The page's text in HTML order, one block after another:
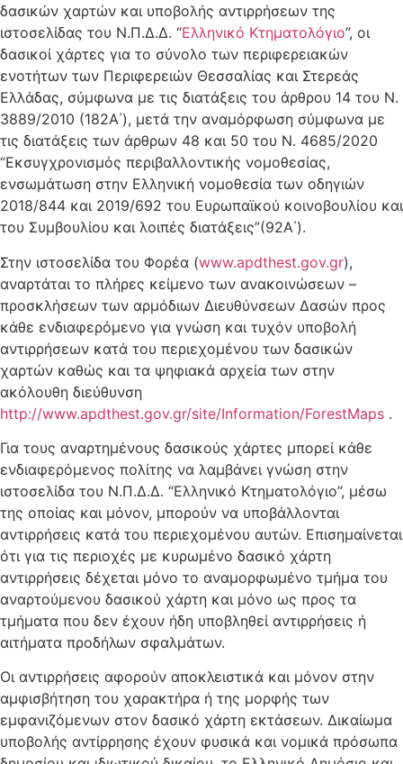
δασικών χαρτών και υποβολής αντιρρήσεων της
ιστοσελίδας του Ν.Π.Δ.Δ. “Ελληνικό Κτηματολόγιο”, οι
δασικοί χάρτες για το σύνολο των περιφερειακών
ενοτήτων των Περιφερειών Θεσσαλίας και Στερεάς
Ελλάδας, σύμφωνα με τις διατάξεις του άρθρου 14 του Ν.
3889/2010 (182Α΄), μετά την αναμόρφωση σύμφωνα με
τις διατάξεις των άρθρων 48 και 50 του Ν. 4685/2020
“Εκσυγχρονισμός περιβαλλοντικής νομοθεσίας,
ενσωμάτωση στην Ελληνική νομοθεσία των οδηγιών
2018/844 και 2019/692 του Ευρωπαϊκού κοινοβουλίου και
του Συμβουλίου και λοιπές διατάξεις”(92Α΄).
Στην ιστοσελίδα του Φορέα (www.apdthest.gov.gr),
αναρτάται το πλήρες κείμενο των ανακοινώσεων –
προσκλήσεων των αρμόδιων Διευθύνσεων Δασών προς
κάθε ενδιαφερόμενο για γνώση και τυχόν υποβολή
αντιρρήσεων κατά του περιεχομένου των δασικών
χαρτών καθώς και τα ψηφιακά αρχεία των στην
ακόλουθη διεύθυνση
http://www.apdthest.gov.gr/site/Information/ForestMaps .
Για τους αναρτημένους δασικούς χάρτες μπορεί κάθε
ενδιαφερόμενος πολίτης να λαμβάνει γνώση στην
ιστοσελίδα του Ν.Π.Δ.Δ. “Ελληνικό Κτηματολόγιο”, μέσω
της οποίας και μόνον, μπορούν να υποβάλλονται
αντιρρήσεις κατά του περιεχομένου αυτών. Επισημαίνεται
ότι για τις περιοχές με κυρωμένο δασικό χάρτη
αντιρρήσεις δέχεται μόνο το αναμορφωμένο τμήμα του
αναρτούμενου δασικού χάρτη και μόνο ως προς τα
τμήματα που δεν έχουν ήδη υποβληθεί αντιρρήσεις ή
αιτήματα προδήλων σφαλμάτων.
Οι αντιρρήσεις αφορούν αποκλειστικά και μόνον στην
αμφισβήτηση του χαρακτήρα ή της μορφής των
εμφανιζόμενων στον δασικό χάρτη εκτάσεων. Δικαίωμα
υποβολής αντίρρησης έχουν φυσικά και νομικά πρόσωπα